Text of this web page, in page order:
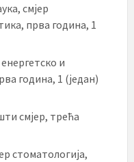
смјер
прва година, 1
и
година, 1 (један)
смјер, трећа
стоматологија,